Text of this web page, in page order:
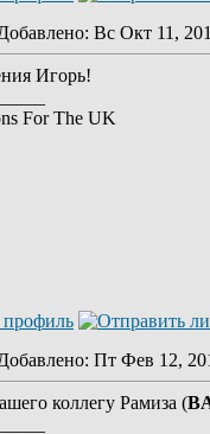
: Вс Окт 11,
Игорь!
For The UK
: Пт Фев 12,
коллегу Рамиза (